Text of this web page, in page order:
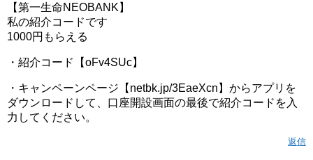
【第一生命NEOBANK】
私の紹介コードです
1000円もらえる
・紹介コード【oFv4SUc】
・キャンペーンページ【netbk.jp/3EaeXcn】からアプリを
ダウンロードして、口座開設画面の最後で紹介コードを入
力してください。
返信